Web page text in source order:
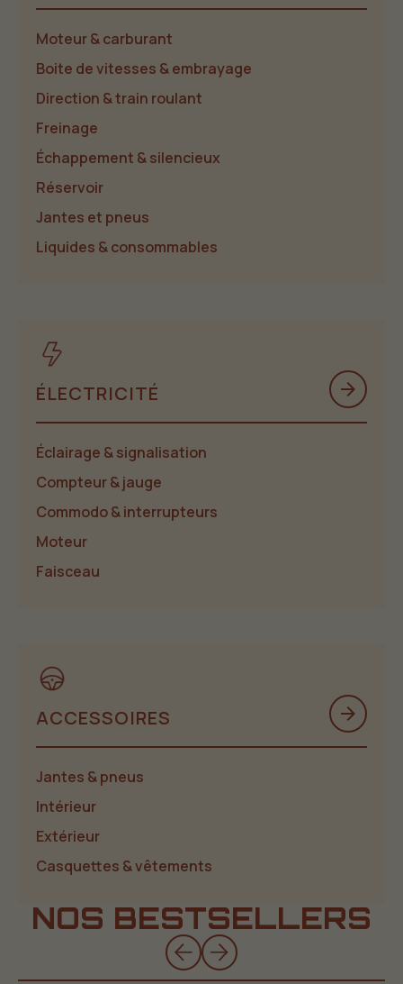
Moteur & carburant
Boite de vitesses & embrayage
Direction & train roulant
Freinage
Échappement & silencieux
Réservoir
Jantes et pneus
Liquides & consommables
ÉLECTRICITÉ arrow_forward
Éclairage & signalisation
Compteur & jauge
Commodo & interrupteurs
Moteur
Faisceau
ACCESSOIRES arrow_forward
Jantes & pneus
Intérieur
Extérieur
Casquettes & vêtements
NOS BESTSELLERS